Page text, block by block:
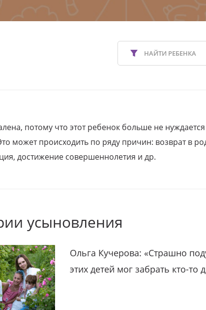
НАЙТИ РЕБЕНКА
потому что этот ребенок больше не нуждается
может происходить по ряду причин: возврат в
достижение совершеннолетия и др.
усыновления
Ольга Кучерова: «Страшно
этих детей мог забрать кто-то